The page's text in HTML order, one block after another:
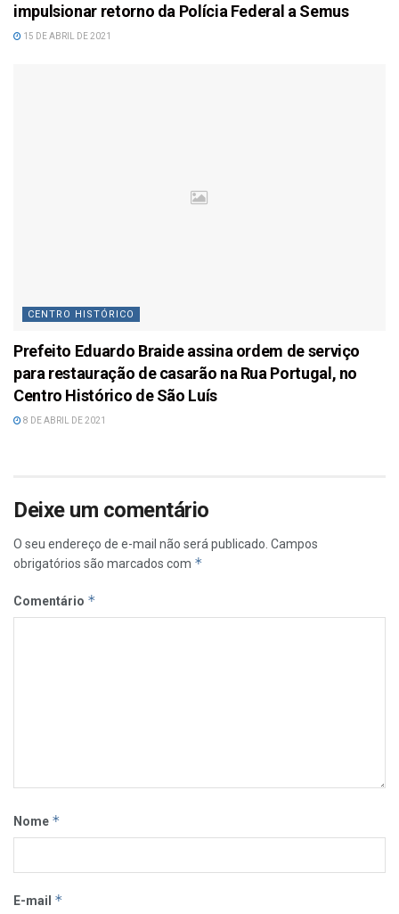
impulsionar retorno da Polícia Federal a Semus
15 DE ABRIL DE 2021
CENTRO HISTÓRICO
Prefeito Eduardo Braide assina ordem de serviço
para restauração de casarão na Rua Portugal, no
Centro Histórico de São Luís
8 DE ABRIL DE 2021
Deixe um comentário
O seu endereço de e-mail não será publicado. Campos
obrigatórios são marcados com *
Comentário *
Nome *
E-mail *